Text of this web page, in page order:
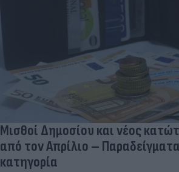
Μισθοί Δημοσίου και νέος
από τον Απρίλιο –
κατηγορία